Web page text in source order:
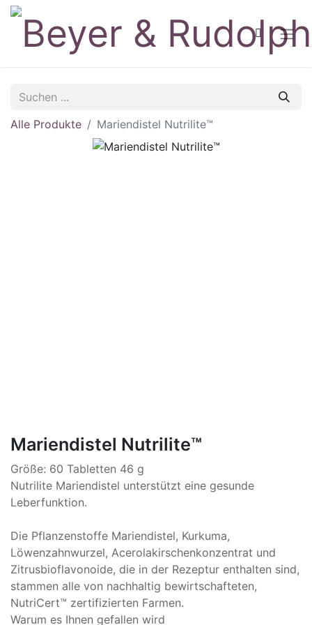
Alle Produkte Mariendistel Nutrilite™
Mariendistel Nutrilite™
Größe: 60 Tabletten 46 g
Nutrilite Mariendistel unterstützt eine gesunde
Leberfunktion.
Die Pflanzenstoffe Mariendistel, Kurkuma,
Löwenzahnwurzel, Acerolakirschenkonzentrat und
Zitrusbioflavonoide, die in der Rezeptur enthalten sind,
stammen alle von nachhaltig bewirtschafteten,
NutriCert™ zertifizierten Farmen.
Warum es Ihnen gefallen wird